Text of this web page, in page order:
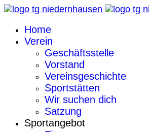
Home
Verein
Geschäftsstelle
Vorstand
Vereinsgeschichte
Sportstätten
Wir suchen dich
Satzung
Sportangebot